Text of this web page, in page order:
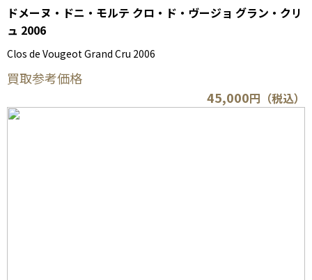
ドメーヌ・ドニ・モルテ クロ・ド・ヴージョ グラン・クリ
ュ 2006
Clos de Vougeot Grand Cru 2006
買取参考価格
45,000円（税込）